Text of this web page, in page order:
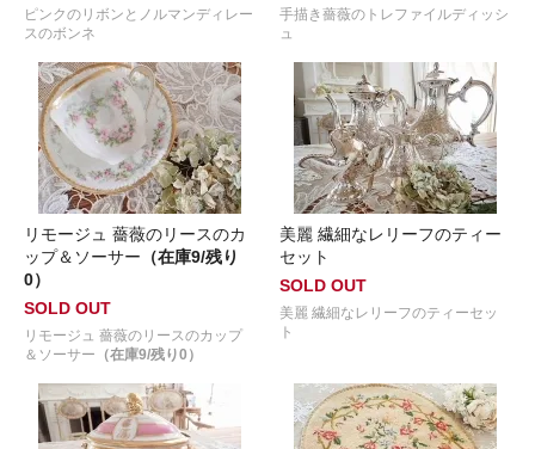
ピンクのリボンとノルマンディレー
スのボンネ
手描き薔薇のトレファイルディッシ
ュ
リモージュ 薔薇のリースのカ
ップ＆ソーサー （在庫9/残り
0）
SOLD OUT
リモージュ 薔薇のリースのカップ
＆ソーサー （在庫9/残り0）
美麗 繊細なレリーフのティー
セット
SOLD OUT
美麗 繊細なレリーフのティーセッ
ト